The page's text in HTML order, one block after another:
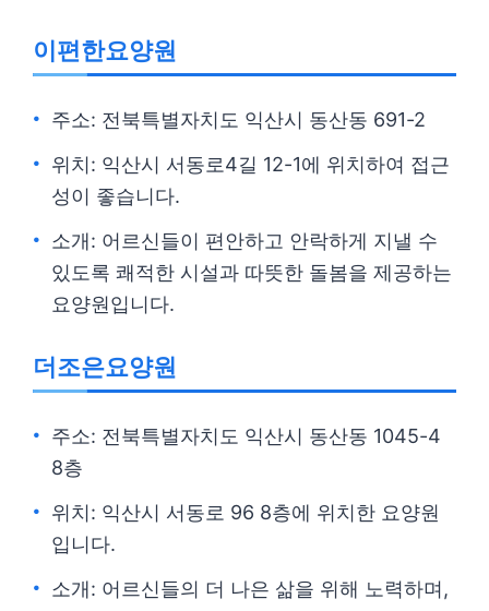
이편한요양원
주소: 전북특별자치도 익산시 동산동 691-2
위치: 익산시 서동로4길 12-1에 위치하여 접근
성이 좋습니다.
소개: 어르신들이 편안하고 안락하게 지낼 수
있도록 쾌적한 시설과 따뜻한 돌봄을 제공하는
요양원입니다.
더조은요양원
주소: 전북특별자치도 익산시 동산동 1045-4
8층
위치: 익산시 서동로 96 8층에 위치한 요양원
입니다.
소개: 어르신들의 더 나은 삶을 위해 노력하며,